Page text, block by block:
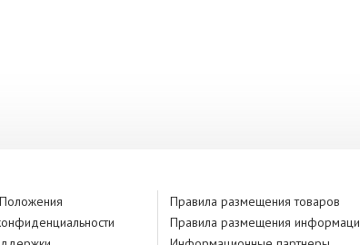
Правила размещения товаров
Правила размещения